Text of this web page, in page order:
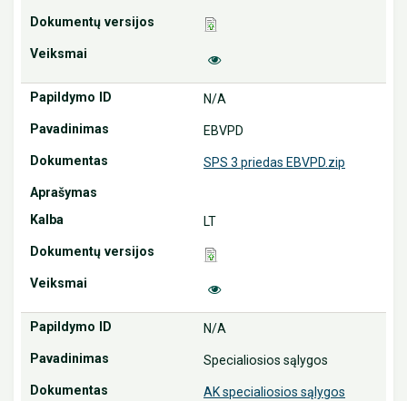
N/A
EBVPD
SPS 3 priedas EBVPD.zip
LT
N/A
Specialiosios sąlygos
AK specialiosios sąlygos